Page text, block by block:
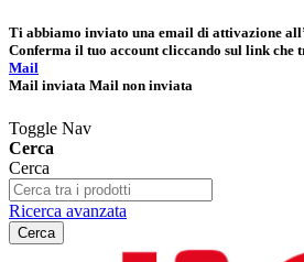
Ti abbiamo inviato una email di attivazione
Conferma il tuo account cliccando sul link
Mail
Mail inviata Mail non inviata
Toggle Nav
Cerca
Cerca
Ricerca avanzata
Cerca